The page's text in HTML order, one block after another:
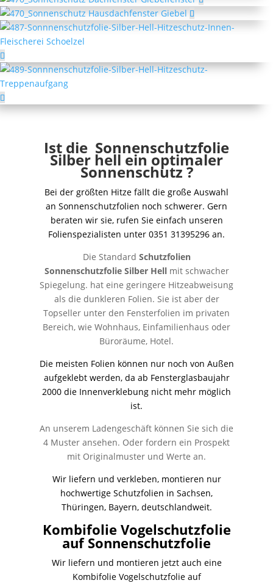
Ist die Sonnenschutzfolie
Silber hell ein optimaler
Sonnenschutz ?
Bei der größten Hitze fällt die große Auswahl
an Sonnenschutzfolien noch schwerer. Gern
beraten wir sie, rufen Sie einfach unseren
Folienspezialisten unter 0351 31395296 an.
Die Standard Schutzfolien
Sonnenschutzfolie Silber Hellmit schwacher
Spiegelung. hat eine geringere Hitzeabweisung
als die dunkleren Folien. Sie ist aber der
Topseller unter den Fensterfolien im privaten
Bereich, wie Wohnhaus, Einfamilienhaus oder
Büroräume, Hotel.
Die meisten Folien können nur noch von Außen
aufgeklebt werden, da ab Fensterglasbaujahr
2000 die Innenverklebung nicht mehr möglich
ist.
An unserem Ladengeschäft können Sie sich die
4 Muster ansehen. Oder fordern ein Prospekt
mit Originalmuster und Werte an.
Wir liefern und verkleben, montieren nur
hochwertige Schutzfolien in Sachsen,
Thüringen, Bayern, deutschlandweit.
Kombifolie Vogelschutzfolie
auf Sonnenschutzfolie
Wir liefern und montieren jetzt auch eine
Kombifolie Vogelschutzfolie auf